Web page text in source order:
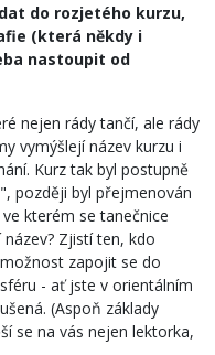
do rozjetého kurzu,
(která někdy i
nastoupit od
nejen rády tančí, ale rády
vymýšlejí název kurzu i
Kurz tak byl postupně
později byl přejmenován
kterém se tanečnice
Zjistí ten, kdo
zapojit se do
- ať jste v orientálním
(Aspoň základy
se na vás nejen lektorka,